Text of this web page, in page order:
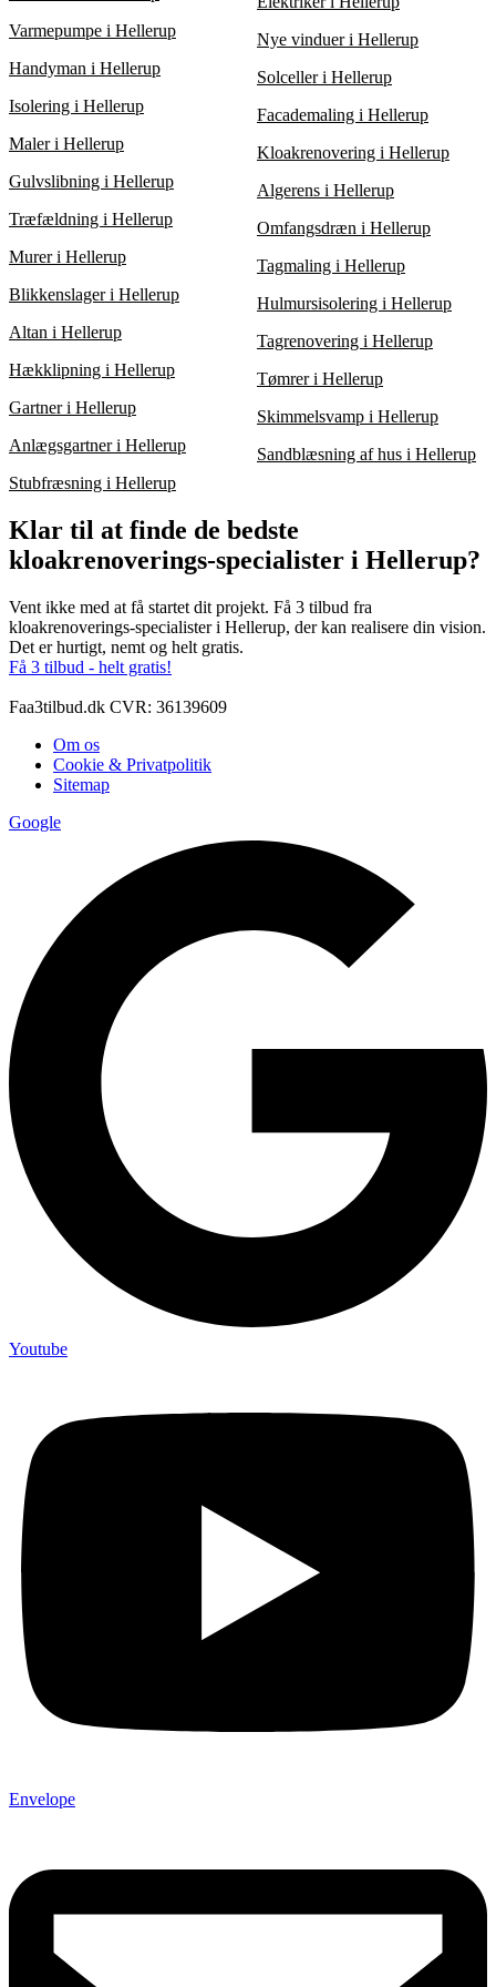
kompromis med kvaliteten. Overvej både prisen og den
foreslåede arbejdsmåde for at vælge den bedste løsning.
Varmepumpe i Hellerup
Handyman i Hellerup
Isolering i Hellerup
Maler i Hellerup
Gulvslibning i Hellerup
Træfældning i Hellerup
Murer i Hellerup
Blikkenslager i Hellerup
Altan i Hellerup
Hækklipning i Hellerup
Gartner i Hellerup
Anlægsgartner i Hellerup
Stubfræsning i Hellerup
Nye vinduer i Hellerup
Solceller i Hellerup
Facademaling i Hellerup
Kloakrenovering i Hellerup
Algerens i Hellerup
Omfangsdræn i Hellerup
Tagmaling i Hellerup
Hulmursisolering i Hellerup
Tagrenovering i Hellerup
Tømrer i Hellerup
Skimmelsvamp i Hellerup
Sandblæsning af hus i Hellerup
Klar til at finde de bedste
kloakrenoverings-specialister i Hellerup?
Vent ikke med at få startet dit projekt. Få 3 tilbud fra
kloakrenoverings-specialister i Hellerup, der kan realisere din vision.
Det er hurtigt, nemt og helt gratis.
Få 3 tilbud - helt gratis!
Faa3tilbud.dk CVR: 36139609
Om os
Cookie & Privatpolitik
Sitemap
Google
Youtube
Envelope